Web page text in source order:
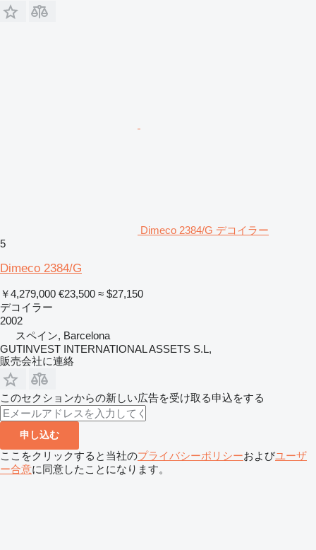
Dimeco 2384/G デコイラー
5
Dimeco 2384/G
￥4,279,000 €23,500 ≈ $27,150
デコイラー
2002
スペイン, Barcelona
GUTINVEST INTERNATIONAL ASSETS S.L,
販売会社に連絡
このセクションからの新しい広告を受け取る申込をする
申し込む
ここをクリックすると当社のプライバシーポリシーおよびユーザ
ー合意に同意したことになります。